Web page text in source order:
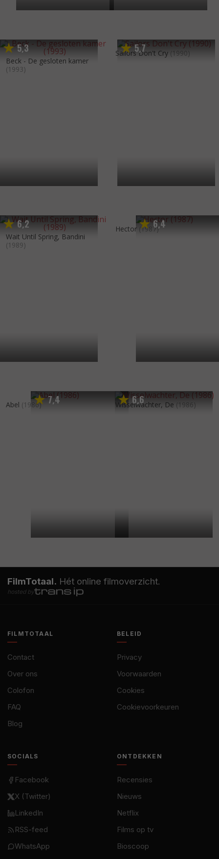
5,3
Beck - De gesloten kamer
(1993)
5,7
Sailors Don't Cry (1990)
6,2
Wait Until Spring, Bandini
(1989)
6,4
Hector (1987)
7,4
Abel (1986) 6,6
Wisselwachter, De (1986)
FilmTotaal. Hét online filmoverzicht.
hosted by
FILMTOTAAL
Contact
Over ons
Colofon
FAQ
Blog
BELEID
Privacy
Voorwaarden
Cookies
Cookievoorkeuren
SOCIALS
Facebook
X (Twitter)
LinkedIn
RSS-feed
WhatsApp
ONTDEKKEN
Recensies
Nieuws
Netflix
Films op tv
Bioscoop